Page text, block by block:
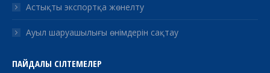
Астықты экспортқа жөнелту
Ауыл шаруашылығы өнімдерін сақтау
ПАЙДАЛЫ СІЛТЕМЕЛЕР